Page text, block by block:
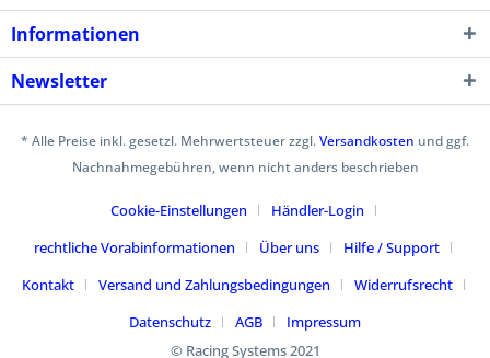
Informationen
Newsletter
* Alle Preise inkl. gesetzl. Mehrwertsteuer zzgl.Versandkosten und ggf.
Nachnahmegebühren, wenn nicht anders beschrieben
Cookie-Einstellungen
Händler-Login
rechtliche Vorabinformationen
Über uns
Hilfe / Support
Kontakt
Versand und Zahlungsbedingungen
Widerrufsrecht
Datenschutz
AGB
Impressum
© Racing Systems 2021